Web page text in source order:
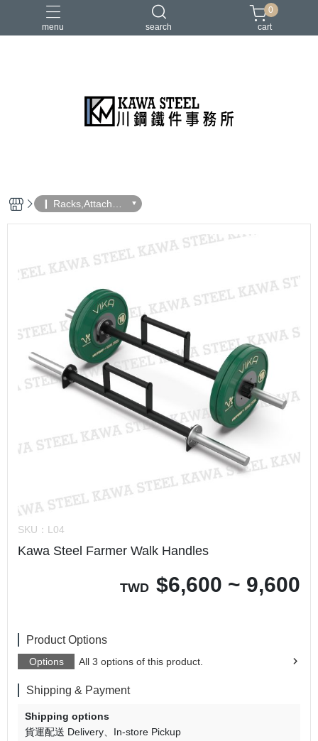
menu search
二柱／四柱／農夫架
史密斯／ Cable飛鳥高低拉
地雷管／練背下拉配件
槓片／啞鈴／壺鈴
0
cart
❙ Racks,Attachme
nts
SKU： L04
Kawa Steel Farmer Walk Handles
TWD $6,600 ~ 9,600
Product Options
Options All 3 options of this product.
Shipping & Payment
Shipping options
貨運配送 Delivery
In-store Pickup